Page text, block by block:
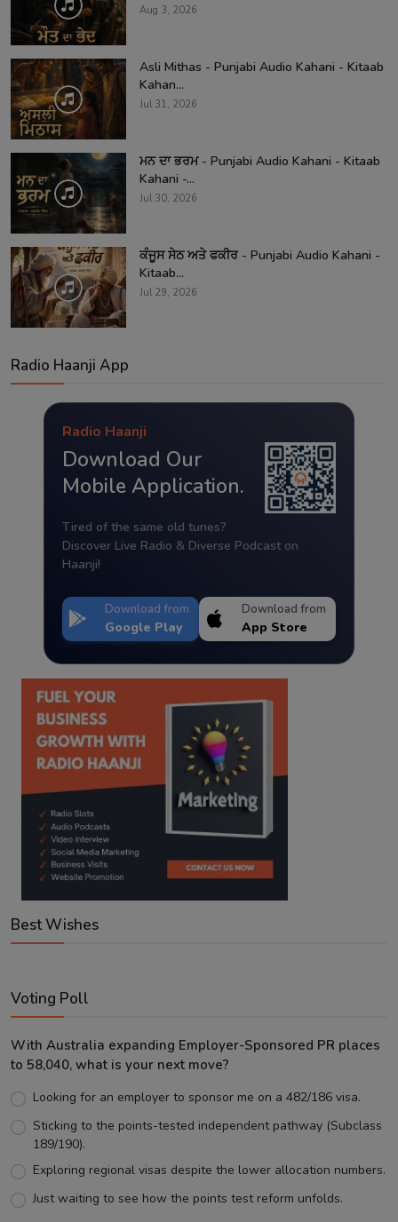
Aug 3, 2026
Asli Mithas - Punjabi Audio Kahani - Kitaab
Kahan...
Jul 31, 2026
ਮਨ ਦਾ ਭਰਮ - Punjabi Audio Kahani - Kitaab
Kahani -...
Jul 30, 2026
ਕੰਜੂਸ ਸੇਠ ਅਤੇ ਫਕੀਰ - Punjabi Audio Kahani -
Kitaab...
Jul 29, 2026
Radio Haanji App
Radio Haanji
Download Our
Mobile Application.
Tired of the same old tunes?
Discover Live Radio & Diverse Podcast on
Haanji!
Download from
Google Play
Download from
App Store
Best Wishes
Voting Poll
With Australia expanding Employer-Sponsored PR places
to 58,040, what is your next move?
Looking for an employer to sponsor me on a 482/186 visa.
Sticking to the points-tested independent pathway (Subclass
189/190).
Exploring regional visas despite the lower allocation numbers.
Just waiting to see how the points test reform unfolds.